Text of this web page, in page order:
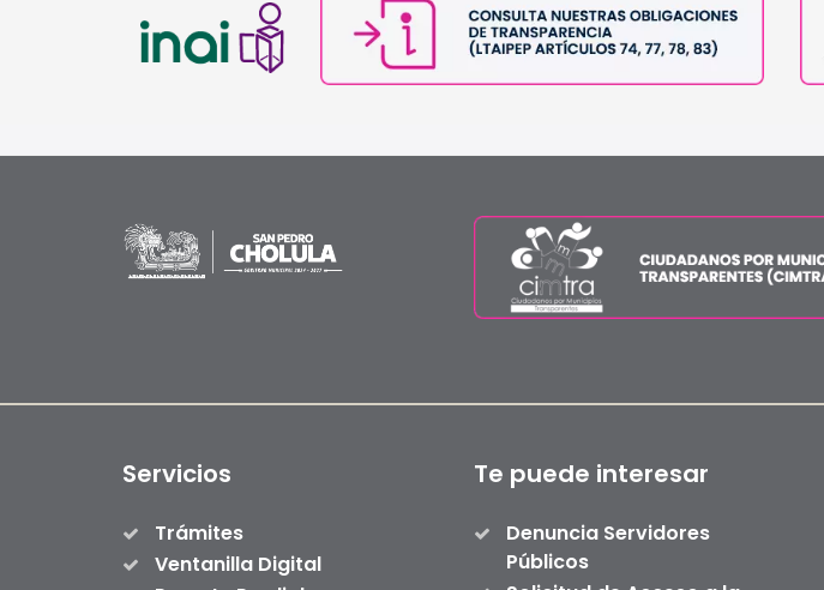
Servicios
Trámites
Ventanilla Digital
Te puede interesar
Denuncia Servidores
Públicos